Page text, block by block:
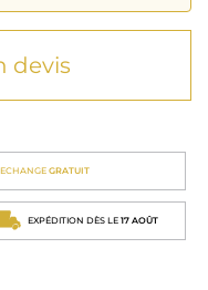
devis
ECHANGE GRATUIT
EXPÉDITION DÈS LE 17 AOÛT